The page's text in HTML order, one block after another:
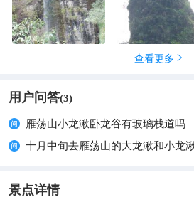
查看更多 
用户问答(3)
雁荡山小龙湫卧龙谷有玻璃栈道吗
景点详情